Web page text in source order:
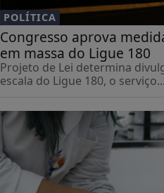
POLÍTICA
Congresso aprova
em massa do Ligue 180
Projeto de Lei determina
escala do Ligue 180, o serviço...